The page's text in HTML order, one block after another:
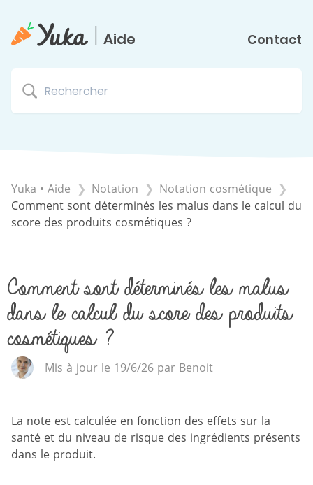
| Aide Contact
Yuka • Aide ​Notation
​Notation cosmétique
Comment sont déterminés les malus dans le calcul du
score des produits cosmétiques ?
Comment sont déterminés les malus
dans le calcul du score des produits
cosmétiques ?
Mis à jour le 19/6/26 par Benoit
La note est calculée en fonction des effets sur la
santé et du niveau de risque des ingrédients présents
dans le produit.